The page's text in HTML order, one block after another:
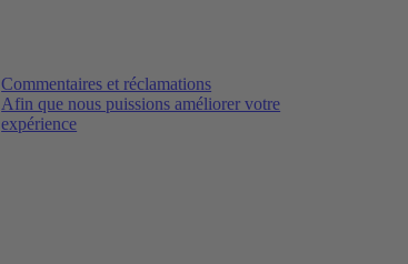
Commentaires et réclamations
Afin que nous puissions améliorer votre
expérience